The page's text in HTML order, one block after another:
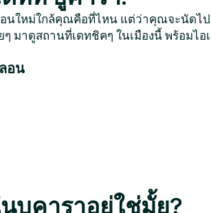
นใหม่ใกล้คุณคือที่ไหน แต่ว่าคุณจะนัดไป
มาดูสถานที่เดทชิคๆ ในเมืองนี้ พร้อมไอ
อน
บูคาราอยู่ใช่มั้ย?